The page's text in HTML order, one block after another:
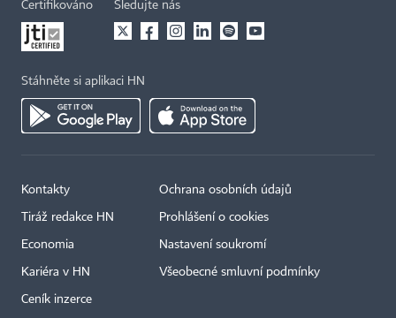
Certifikováno Sledujte nás
Stáhněte si aplikaci HN
Kontakty
Tiráž redakce HN
Economia
Kariéra v HN
Ceník inzerce
Ochrana osobních údajů
Prohlášení o cookies
Nastavení soukromí
Všeobecné smluvní podmínky